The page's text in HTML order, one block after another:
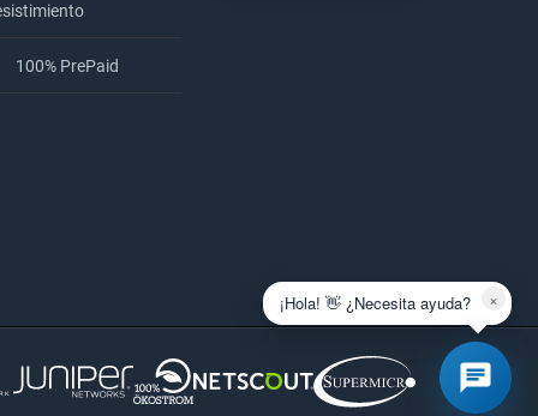
100% PrePaid
×
¡Hola! 👋 ¿Necesita ayuda?